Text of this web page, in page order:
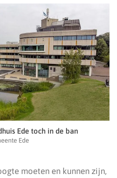
Ede toch in de ban
Ede
moeten en kunnen zijn,